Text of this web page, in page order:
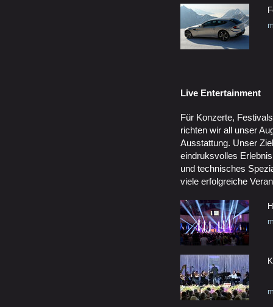
Live Entertainment
Für Konzerte,
richten wir all unser
Ausstattung. Unser
eindruksvolles
und technisches
viele erfolgreiche